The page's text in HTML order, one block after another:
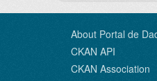
About Portal de
CKAN API
CKAN Association